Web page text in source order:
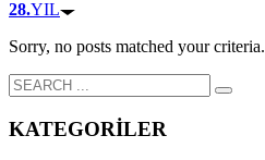
28.YIL
Sorry, no posts matched your criteria.
KATEGORİLER